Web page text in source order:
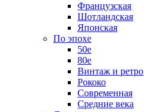
Французская
Шотландская
Японская
По эпохе
50е
80е
Винтаж и ретро
Рококо
Современная
Средние века